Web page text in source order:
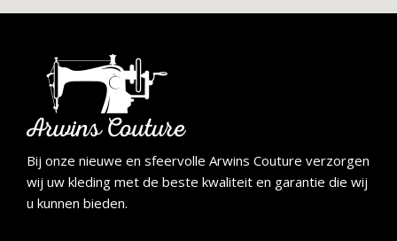
Bij onze nieuwe en sfeervolle Arwins Couture verzorgen
wij uw kleding met de beste kwaliteit en garantie die wij
u kunnen bieden.